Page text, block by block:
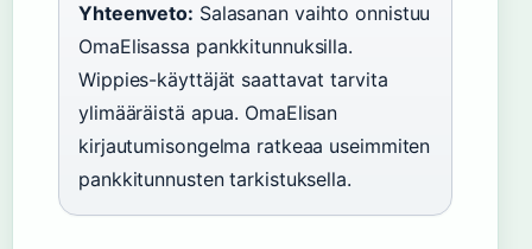
Yhteenveto: Salasanan vaihto onnistuu
OmaElisassa pankkitunnuksilla.
Wippies-käyttäjät saattavat tarvita
ylimääräistä apua. OmaElisan
kirjautumisongelma ratkeaa useimmiten
pankkitunnusten tarkistuksella.